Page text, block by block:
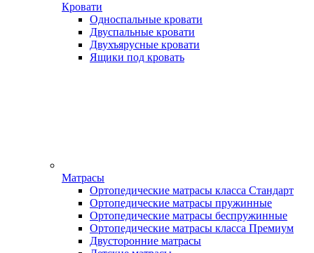
Кровати
Односпальные кровати
Двуспальные кровати
Двухъярусные кровати
Ящики под кровать
Матрасы
Ортопедические матрасы класса Стандарт
Ортопедические матрасы пружинные
Ортопедические матрасы беспружинные
Ортопедические матрасы класса Премиум
Двусторонние матрасы